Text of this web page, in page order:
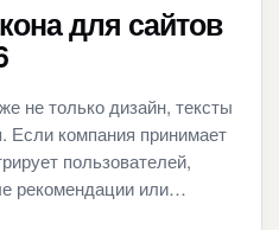
для сайтов
не только дизайн, тексты
Если компания принимает
пользователей,
рекомендации или…